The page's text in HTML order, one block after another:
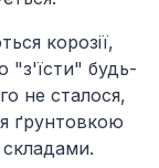
корозії,
"з'їсти" будь-
не сталося,
ґрунтовкою